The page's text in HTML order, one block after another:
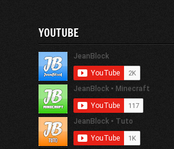
YOUTUBE